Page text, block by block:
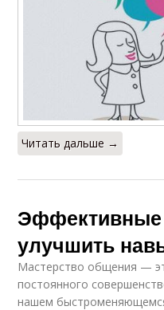
Читать дальше →
улучшить
Мастерство общения —
постоянного
нашем